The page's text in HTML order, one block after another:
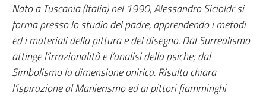
Nato a Tuscania (Italia) nel 1990, Alessandro Sicioldr si
forma presso lo studio del padre, apprendendo i metodi
ed i materiali della pittura e del disegno. Dal Surrealismo
attinge l’irrazionalità e l’analisi della psiche; dal
Simbolismo la dimensione onirica. Risulta chiara
l’ispirazione al Manierismo ed ai pittori fiamminghi